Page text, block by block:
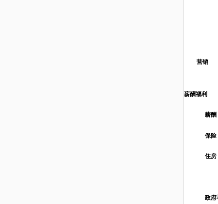
营销
薪酬福利
薪酬
保险
住房
政府